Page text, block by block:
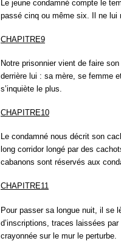
Le jeune condamné compte le
passé cinq ou même six. Il ne lui
CHAPITRE9
Notre prisonnier vient de faire son
derrière lui : sa mère, se femme
s’inquiète le plus.
CHAPITRE10
Le condamné nous décrit son
long corridor longé par des
cabanons sont réservés aux
CHAPITRE11
Pour passer sa longue nuit, il se
d’inscriptions, traces laissées par
crayonnée sur le mur le perturbe.